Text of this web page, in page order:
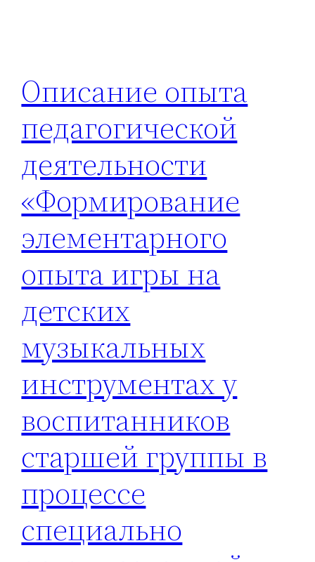
Описание опыта
педагогической
деятельности
«Формирование
элементарного
опыта игры на
детских
музыкальных
инструментах у
воспитанников
старшей группы в
процессе
специально